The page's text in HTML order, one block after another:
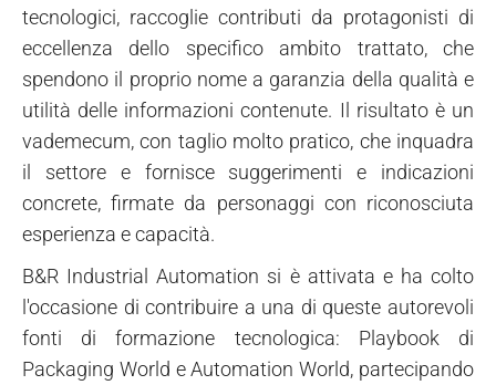
tecnologici, raccoglie contributi da protagonisti di
eccellenza dello specifico ambito trattato, che
spendono il proprio nome a garanzia della qualità e
utilità delle informazioni contenute. Il risultato è un
vademecum, con taglio molto pratico, che inquadra
il settore e fornisce suggerimenti e indicazioni
concrete, firmate da personaggi con riconosciuta
esperienza e capacità.
B&R Industrial Automation si è attivata e ha colto
l'occasione di contribuire a una di queste autorevoli
fonti di formazione tecnologica: Playbook di
Packaging World e Automation World, partecipando